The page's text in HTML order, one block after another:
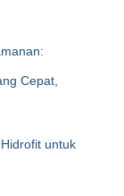
Cepat,
untuk